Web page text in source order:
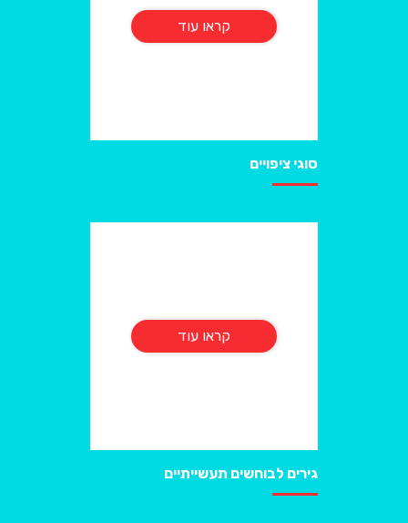
קראו עוד
סוגי ציפויים
קראו עוד
גירים לבוחשים תעשייתיים